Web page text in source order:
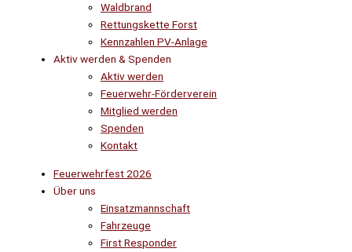
Waldbrand
Rettungskette Forst
Kennzahlen PV-Anlage
Aktiv werden & Spenden
Aktiv werden
Feuerwehr-Förderverein
Mitglied werden
Spenden
Kontakt
Feuerwehrfest 2026
Über uns
Einsatzmannschaft
Fahrzeuge
First Responder